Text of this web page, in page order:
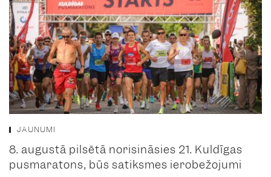
JAUNUMI
8. augustā pilsētā norisināsies 21. Kuldīgas
pusmaratons, būs satiksmes ierobežojumi